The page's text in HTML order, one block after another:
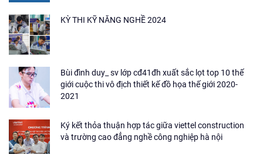
KỲ THI KỸ NĂNG NGHỀ 2024
Bùi đình duy_ sv lớp cđ41đh xuất sắc lọt top 10 thế
giới cuộc thi vô địch thiết kế đồ họa thế giới 2020-
2021
Ký kết thỏa thuận hợp tác giữa viettel construction
và trường cao đẳng nghề công nghiệp hà nội